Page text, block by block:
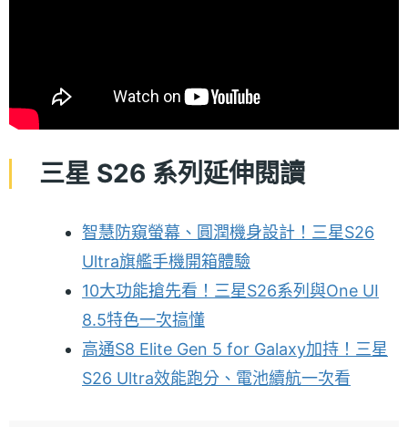
三星 S26 系列延伸閱讀
智慧防窺螢幕、圓潤機身設計！三星S26
Ultra旗艦手機開箱體驗
10大功能搶先看！三星S26系列與One UI
8.5特色一次搞懂
高通S8 Elite Gen 5 for Galaxy加持！三星
S26 Ultra效能跑分、電池續航一次看